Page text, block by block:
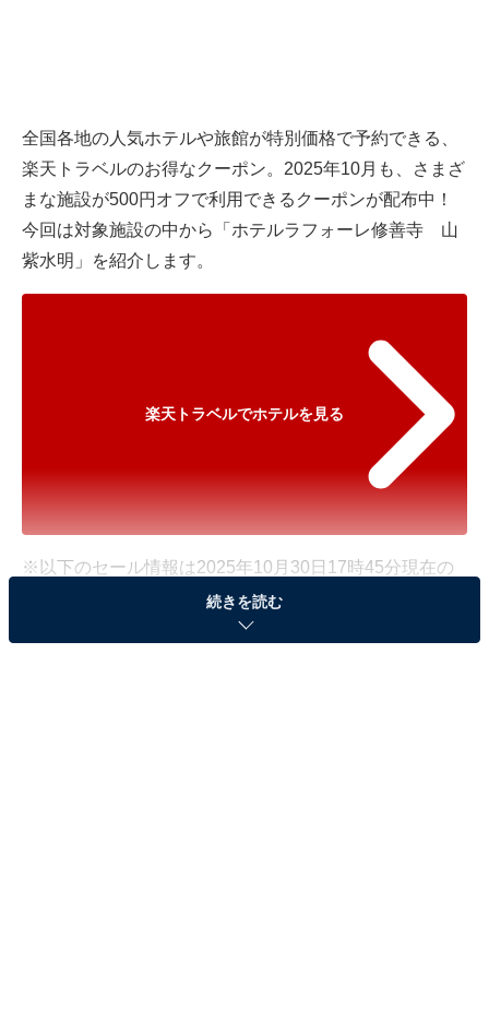
全国各地の人気ホテルや旅館が特別価格で予約できる、
楽天トラベルのお得なクーポン。2025年10月も、さまざ
まな施設が500円オフで利用できるクーポンが配布中！
今回は対象施設の中から「ホテルラフォーレ修善寺 山
紫水明」を紹介します。
楽天トラベルでホテルを見る
※以下のセール情報は2025年10月30日17時45分現在の
ものです。料金の変更、満室の場合もあります。
※本記事で紹介している商品の購入やサービスの利用により、売上の一部が
続きを読む